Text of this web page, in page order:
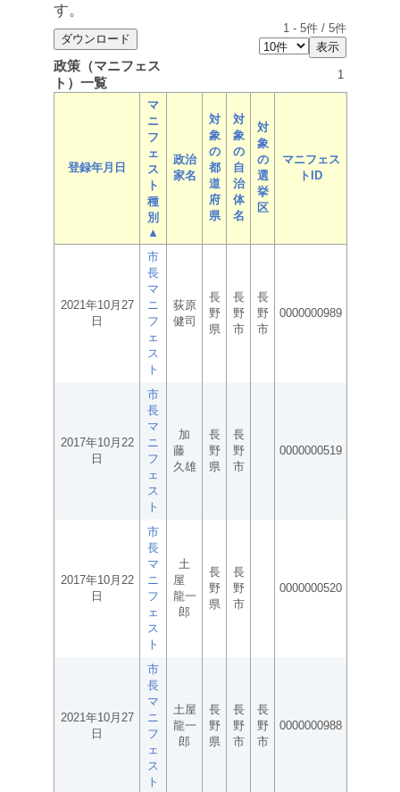
す。
1 - 5件 / 5件
政策（マニフェス
ト）一覧
1
登録年月日
マ
ニ
フ
ェ
ス
ト
種
別
▲
政治
家名
対
象
の
都
道
府
県
対
象
の
自
治
体
名
対
象
の
選
挙
区
マニフェス
トID
2021年10月27
日
市
長
マ
ニ
フ
ェ
ス
ト
荻原
健司
長
野
県
長
野
市
長
野
市
0000000989
2017年10月22
日
市
長
マ
ニ
フ
ェ
ス
ト
加
藤
久雄
長
野
県
長
野
市
0000000519
2017年10月22
日
市
長
マ
ニ
フ
ェ
ス
ト
土
屋
龍一
郎
長
野
県
長
野
市
0000000520
2021年10月27
日
市
長
マ
ニ
フ
ェ
ス
ト
土屋
龍一
郎
長
野
県
長
野
市
長
野
市
0000000988